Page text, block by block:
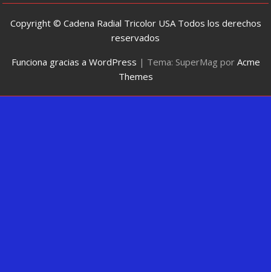
Copyright © Cadena Radial Tricolor USA Todos los derechos
reservados
Funciona gracias a WordPress | Tema: SuperMag por Acme
Themes